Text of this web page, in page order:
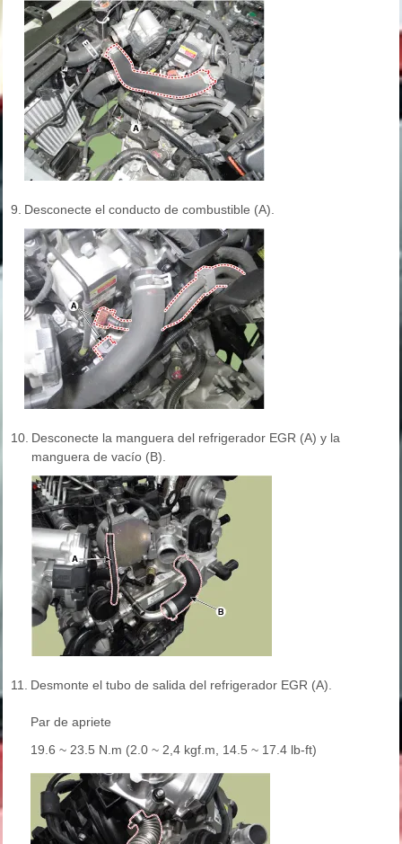
9. Desconecte el conducto de combustible (A).
10. Desconecte la manguera del refrigerador EGR (A) y la
manguera de vacío (B).
11. Desmonte el tubo de salida del refrigerador EGR (A).
Par de apriete
19.6 ~ 23.5 N.m (2.0 ~ 2,4 kgf.m, 14.5 ~ 17.4 lb-ft)